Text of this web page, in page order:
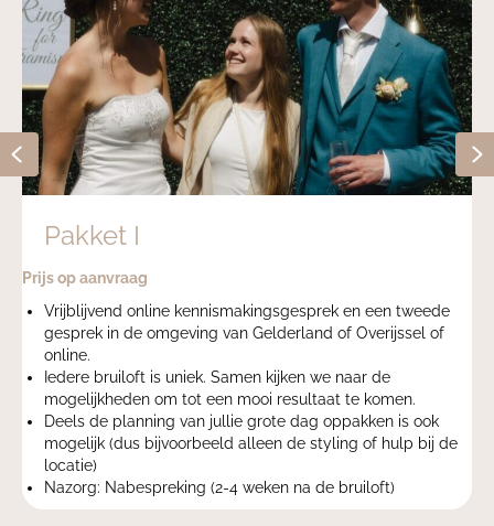
kennismakingsgesprek en een tweede
van Gelderland of Overijssel of
uniek. Samen kijken we naar de
tot een mooi resultaat te komen.
van jullie grote dag oppakken is ook
alleen de styling of hulp bij de
(2-4 weken na de bruiloft)
Vrijblijvend online
Proefmake-up
ca 2 uur
1 of meerdere
extra optie: gratis
aanwezig ben op
Previous